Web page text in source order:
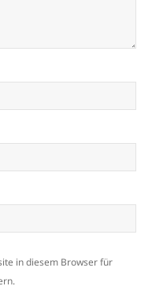
in diesem Browser für